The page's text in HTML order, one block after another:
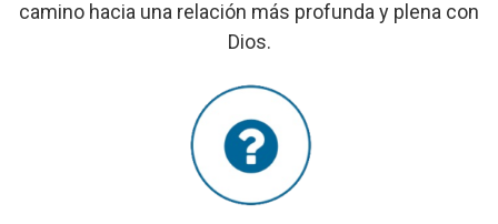
camino hacia una relación más profunda y plena con
Dios.